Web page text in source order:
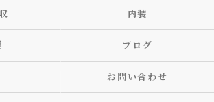
内装
ブログ
お問い合わせ